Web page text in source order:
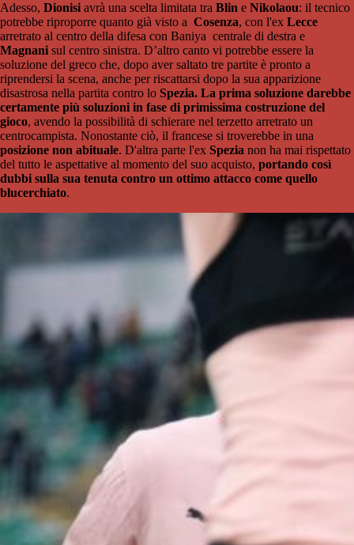
Adesso, Dionisi avrà una scelta limitata tra Blin e Nikolaou: il tecnico
potrebbe riproporre quanto già visto a Cosenza, con l'ex Lecce
arretrato al centro della difesa con Baniya centrale di destra e
Magnani sul centro sinistra. D’altro canto vi potrebbe essere la
soluzione del greco che, dopo aver saltato tre partite è pronto a
riprendersi la scena, anche per riscattarsi dopo la sua apparizione
disastrosa nella partita contro lo Spezia. La prima soluzione darebbe
certamente più soluzioni in fase di primissima costruzione del
gioco, avendo la possibilità di schierare nel terzetto arretrato un
centrocampista. Nonostante ciò, il francese si troverebbe in una
posizione non abituale. D'altra parte l'ex Spezia non ha mai rispettato
del tutto le aspettative al momento del suo acquisto, portando così
dubbi sulla sua tenuta contro un ottimo attacco come quello
blucerchiato.